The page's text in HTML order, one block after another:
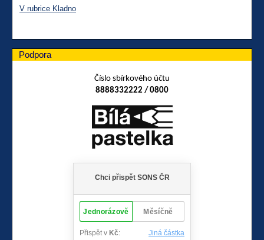
V rubrice Kladno
Podpora
Číslo sbírkového účtu
8888332222 / 0800